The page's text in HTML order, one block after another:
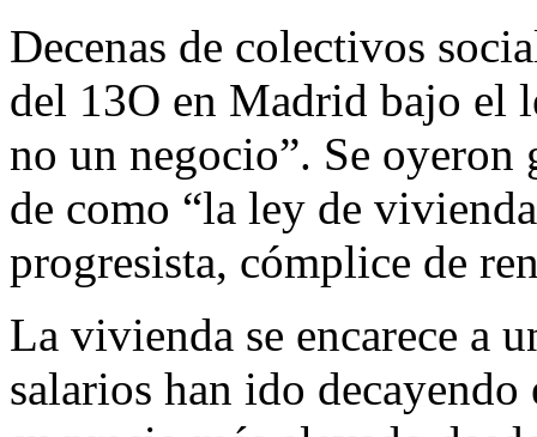
Decenas de colectivos
del 13O en Madrid bajo el
no un negocio”. Se
de como “la ley de
progresista, cómplice de
La vivienda se encarece a
salarios han ido